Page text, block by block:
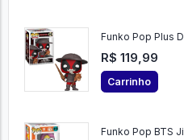
Funko Pop Plus
R$ 119,99
Carrinho
Funko Pop BTS